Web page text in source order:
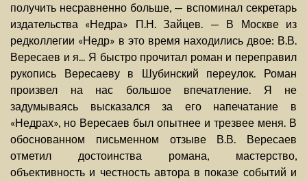
получить несравненно больше, — вспоминал секретарь
издательства «Недра» П.Н. Зайцев. — В Москве из
редколлегии «Недр» в это время находились двое: В.В.
Вересаев и я... Я быстро прочитал роман и переправил
рукопись Вересаеву в Шубинский переулок. Роман
произвел на нас большое впечатление. Я не
задумываясь высказался за его напечатание в
«Недрах», но Вересаев был опытнее и трезвее меня. В
обоснованном письменном отзыве В.В. Вересаев
отметил достоинства романа, мастерство,
объективность и честность автора в показе событий и